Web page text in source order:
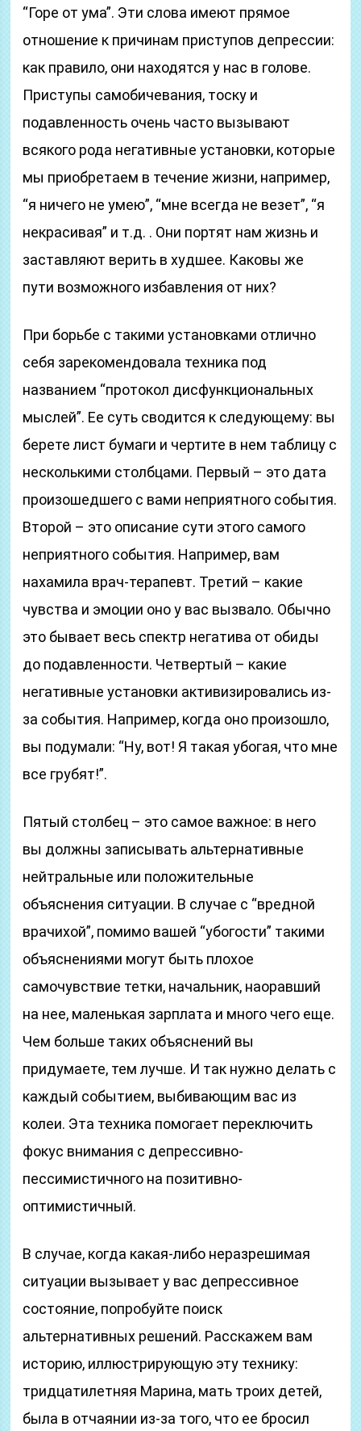
“Горе от ума”. Эти слова имеют прямое
отношение к причинам приступов депрессии:
как правило, они находятся у нас в голове.
Приступы самобичевания, тоску и
подавленность очень часто вызывают
всякого рода негативные установки, которые
мы приобретаем в течение жизни, например,
“я ничего не умею”, “мне всегда не везет”, “я
некрасивая” и т.д. . Они портят нам жизнь и
заставляют верить в худшее. Каковы же
пути возможного избавления от них?
При борьбе с такими установками отлично
себя зарекомендовала техника под
названием “протокол дисфункциональных
мыслей”. Ее суть сводится к следующему: вы
берете лист бумаги и чертите в нем таблицу с
несколькими столбцами. Первый – это дата
произошедшего с вами неприятного события.
Второй – это описание сути этого самого
неприятного события. Например, вам
нахамила врач-терапевт. Третий – какие
чувства и эмоции оно у вас вызвало. Обычно
это бывает весь спектр негатива от обиды
до подавленности. Четвертый – какие
негативные установки активизировались из-
за события. Например, когда оно произошло,
вы подумали: “Ну, вот! Я такая убогая, что мне
все грубят!”.
Пятый столбец – это самое важное: в него
вы должны записывать альтернативные
нейтральные или положительные
объяснения ситуации. В случае с “вредной
врачихой”, помимо вашей “убогости” такими
объяснениями могут быть плохое
самочувствие тетки, начальник, наоравший
на нее, маленькая зарплата и много чего еще.
Чем больше таких объяснений вы
придумаете, тем лучше. И так нужно делать с
каждый событием, выбивающим вас из
колеи. Эта техника помогает переключить
фокус внимания с депрессивно-
пессимистичного на позитивно-
оптимистичный.
В случае, когда какая-либо неразрешимая
ситуации вызывает у вас депрессивное
состояние, попробуйте поиск
альтернативных решений. Расскажем вам
историю, иллюстрирующую эту технику:
тридцатилетняя Марина, мать троих детей,
была в отчаянии из-за того, что ее бросил